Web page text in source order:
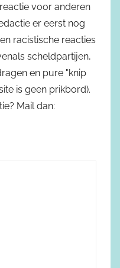
voor anderen
er eerst nog
racistische reacties
scheldpartijen,
en pure "knip
is geen prikbord).
Mail dan: